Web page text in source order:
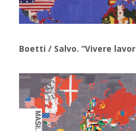
Boetti / Salvo. “Vivere